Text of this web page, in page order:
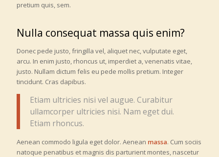
pretium quis, sem.
Nulla consequat massa quis enim?
Donec pede justo, fringilla vel, aliquet nec, vulputate eget,
arcu. In enim justo, rhoncus ut, imperdiet a, venenatis vitae,
justo. Nullam dictum felis eu pede mollis pretium. Integer
tincidunt. Cras dapibus.
Etiam ultricies nisi vel augue. Curabitur
ullamcorper ultricies nisi. Nam eget dui.
Etiam rhoncus.
Aenean commodo ligula eget dolor. Aenean massa. Cum sociis
natoque penatibus et magnis dis parturient montes, nascetur